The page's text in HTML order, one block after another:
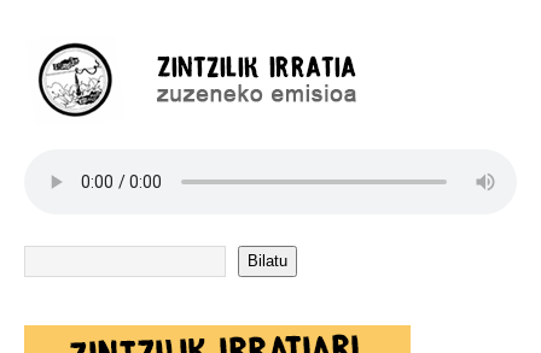
Bilatu